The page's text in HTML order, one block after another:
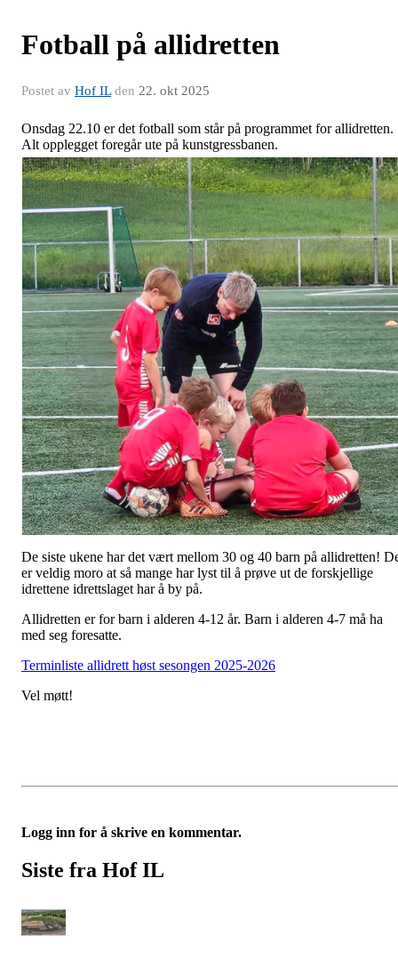
Fotball på allidretten
Postet av Hof ILden 22. okt 2025
Onsdag 22.10 er det fotball som står på programmet for allidretten.
Alt opplegget foregår ute på kunstgressbanen.
De siste ukene har det vært mellom 30 og 40 barn på allidretten!
er veldig moro at så mange har lyst til å prøve ut de forskjellige
idrettene idrettslaget har å by på.
Allidretten er for barn i alderen 4-12 år. Barn i alderen 4-7 må ha
med seg foresatte.
Terminliste allidrett høst sesongen 2025-2026
Vel møtt!
Logg inn for å skrive en kommentar.
Siste fra Hof IL